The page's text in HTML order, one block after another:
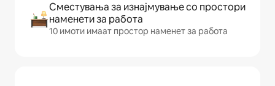
Сместувања за изнајмување со простори
наменети за работа
10 имоти имаат простор наменет за работа